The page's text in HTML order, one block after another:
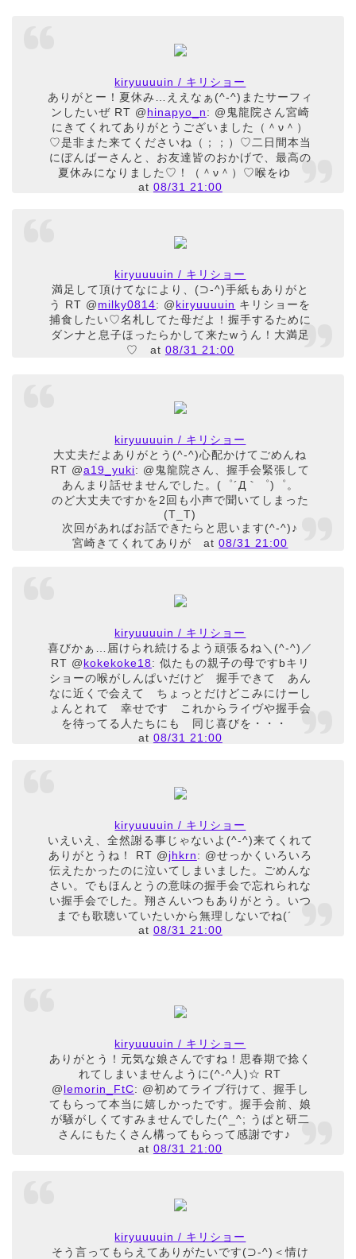
kiryuuuuin / キリショー
ありがとー！夏休み…ええなぁ(^-^)またサーフィ
ンしたいぜ RT @hinapyo_n: @鬼龍院さん宮崎
にきてくれてありがとうございました（＾ν＾）
♡是非また来てくださいね（；；）♡二日間本当
にぼんばーさんと、お友達皆のおかげで、最高の
夏休みになりました♡！（＾ν＾）♡喉をゆ
at 08/31 21:00
kiryuuuuin / キリショー
満足して頂けてなにより、(⊃-^)手紙もありがと
う RT @milky0814: @kiryuuuuin キリショーを
捕食したい♡名札してた母だよ！握手するために
ダンナと息子ほったらかして来たwうん！大満足
♡
at 08/31 21:00
kiryuuuuin / キリショー
大丈夫だよありがとう(^-^)心配かけてごめんね
RT @a19_yuki: @鬼龍院さん、握手会緊張して
あんまり話せませんでした。(゜´Д｀゜)゜。
のど大丈夫ですかを2回も小声で聞いてしまった
(T_T)
次回があればお話できたらと思います(^-^)♪
宮崎きてくれてありが at08/31 21:00
kiryuuuuin / キリショー
喜びかぁ…届けられ続けるよう頑張るね＼(^-^)／
RT @kokekoke18: 似たもの親子の母ですbキリ
ショーの喉がしんぱいだけど 握手できて あん
なに近くで会えて ちょっとだけどこみにけーし
ょんとれて 幸せです これからライヴや握手会
を待ってる人たちにも 同じ喜びを・・・
at 08/31 21:00
kiryuuuuin / キリショー
いえいえ、全然謝る事じゃないよ(^-^)来てくれて
ありがとうね！ RT @jhkrn: @せっかくいろいろ
伝えたかったのに泣いてしまいました。ごめんな
さい。でもほんとうの意味の握手会で忘れられな
い握手会でした。翔さんいつもありがとう。いつ
までも歌聴いていたいから無理しないでね(´
at 08/31 21:00
kiryuuuuin / キリショー
ありがとう！元気な娘さんですね！思春期で捻く
れてしまいませんように(^-^人)☆ RT
@lemorin_FtC: @初めてライブ行けて、握手し
てもらって本当に嬉しかったです。握手会前、娘
が騒がしくてすみませんでした(^_^; うぱと研二
さんにもたくさん構ってもらって感謝です♪
at 08/31 21:00
kiryuuuuin / キリショー
そう言ってもらえてありがたいです(⊃-^)＜情け